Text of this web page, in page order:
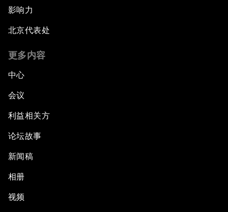
影响力
北京代表处
更多内容
中心
会议
利益相关方
论坛故事
新闻稿
相册
视频